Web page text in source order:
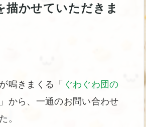
描かせていただきま
鳴きまくる「 ぐわぐわ団の
」から、一通のお問い合わせ
。